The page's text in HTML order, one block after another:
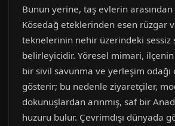
Bunun yerine, taş evlerin
Kösedağ eteklerinden esen rüzgar
teknelerinin nehir üzerindeki sessiz
belirleyicidir. Yöresel mimari,
bir sivil savunma ve yerleşim odağı
gösterir; bu nedenle ziyaretçiler,
dokunuşlardan arınmış, saf bir
huzuru bulur. Çevrimdışı dünyada